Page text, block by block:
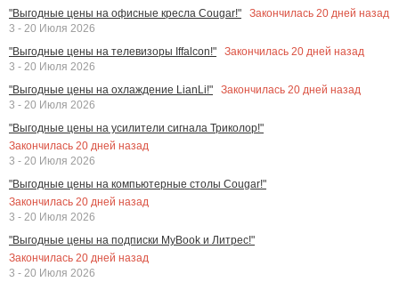
"Выгодные цены на офисные кресла Cougar!" Закончилась 20 дней назад
3 - 20 Июля 2026
"Выгодные цены на телевизоры Iffalcon!"
Закончилась 20 дней назад
3 - 20 Июля 2026
"Выгодные цены на охлаждение LianLi!"
Закончилась 20 дней назад
3 - 20 Июля 2026
"Выгодные цены на усилители сигнала Триколор!"
Закончилась 20 дней назад
3 - 20 Июля 2026
"Выгодные цены на компьютерные столы Cougar!"
Закончилась 20 дней назад
3 - 20 Июля 2026
"Выгодные цены на подписки MyBook и Литрес!"
Закончилась 20 дней назад
3 - 20 Июля 2026